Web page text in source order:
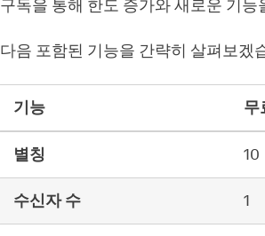
구독을 통해 한도 증가와 새로운 기능
다음 포함된 기능을 간략히 살펴보겠
기능 무
별칭 10
수신자 수 1